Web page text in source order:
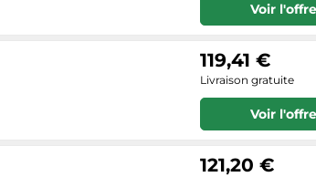
Voir l'offre
119,41 €
Livraison gratuite
Voir l'offre
121,20 €